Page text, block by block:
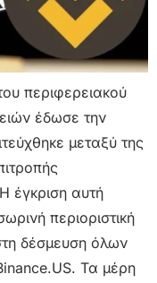
περιφερειακού
έδωσε την
μεταξύ της
έγκριση αυτή
περιοριστική
δέσμευση όλων
Τα μέρη